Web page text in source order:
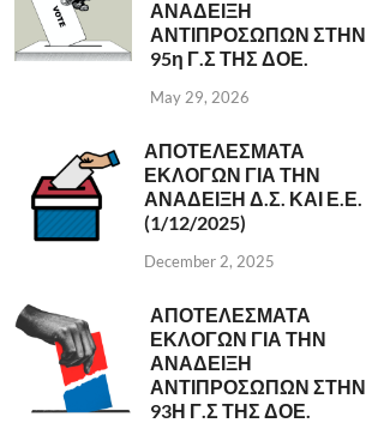
ΑΝΑΔΕΙΞΗ
ΑΝΤΙΠΡΟΣΩΠΩΝ ΣΤΗΝ
95η Γ.Σ ΤΗΣ ΔΟΕ.
May 29, 2026
ΑΠΟΤΕΛΕΣΜΑΤΑ
ΕΚΛΟΓΩΝ ΓΙΑ ΤΗΝ
ΑΝΑΔΕΙΞΗ Δ.Σ. ΚΑΙ Ε.Ε.
(1/12/2025)
December 2, 2025
ΑΠΟΤΕΛΕΣΜΑΤΑ
ΕΚΛΟΓΩΝ ΓΙΑ ΤΗΝ
ΑΝΑΔΕΙΞΗ
ΑΝΤΙΠΡΟΣΩΠΩΝ ΣΤΗΝ
93Η Γ.Σ ΤΗΣ ΔΟΕ.